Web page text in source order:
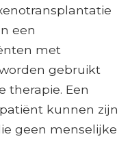
een
met
gebruikt
therapie. Een
kunnen zijn
geen menselijke